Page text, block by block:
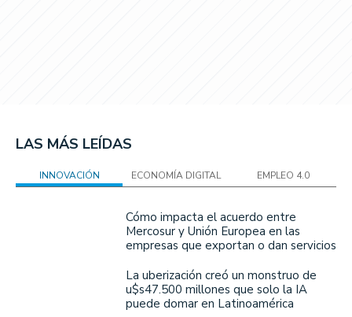
LAS MÁS LEÍDAS
INNOVACIÓN ECONOMÍA DIGITAL EMPLEO 4.0
Cómo impacta el acuerdo entre
Mercosur y Unión Europea en las
empresas que exportan o dan servicios
La uberización creó un monstruo de
u$s47.500 millones que solo la IA
puede domar en Latinoamérica